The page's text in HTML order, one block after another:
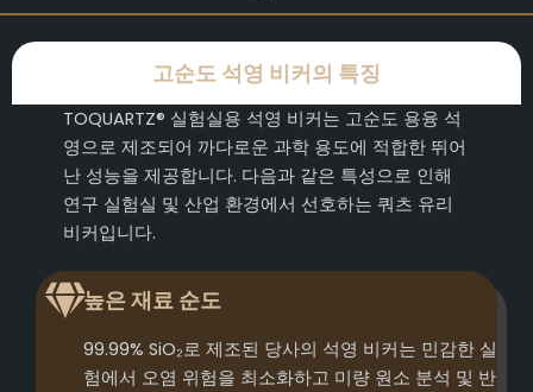
고순도 석영 비커의 특징
TOQUARTZ® 실험실용 석영 비커는 고순도 용융 석
영으로 제조되어 까다로운 과학 용도에 적합한 뛰어
난 성능을 제공합니다. 다음과 같은 특성으로 인해
연구 실험실 및 산업 환경에서 선호하는 쿼츠 유리
비커입니다.
높은 재료 순도
99.99% SiO₂로 제조된 당사의 석영 비커는 민감한 실
험에서 오염 위험을 최소화하고 미량 원소 분석 및 반